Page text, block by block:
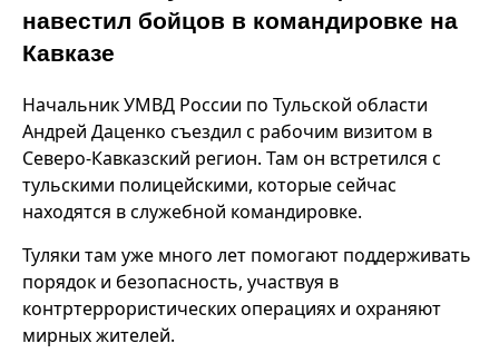
навестил бойцов в командировке на
Кавказе
Начальник УМВД России по Тульской области
Андрей Даценко съездил с рабочим визитом в
Северо-Кавказский регион. Там он встретился с
тульскими полицейскими, которые сейчас
находятся в служебной командировке.
Туляки там уже много лет помогают поддерживать
порядок и безопасность, участвуя в
контртеррористических операциях и охраняют
мирных жителей.